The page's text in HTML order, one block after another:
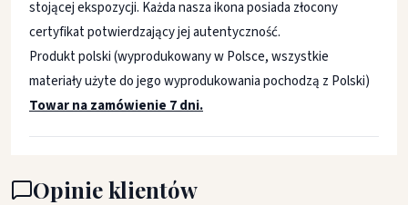
stojącej ekspozycji. Każda nasza ikona posiada złocony
certyfikat potwierdzający jej autentyczność.
Produkt polski (wyprodukowany w Polsce, wszystkie
materiały użyte do jego wyprodukowania pochodzą z Polski)
Towar na zamówienie 7 dni.
Opinie klientów